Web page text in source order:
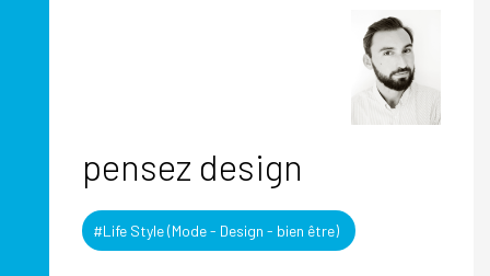
pensez design
#Life Style (Mode - Design - bien être)